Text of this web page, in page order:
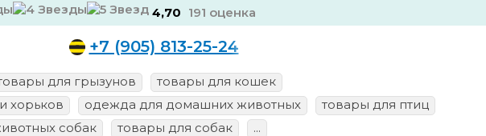
4,70 191 оценка
+7 (905) 813-25-24
для грызунов
товары для кошек
хорьков
одежда для домашних животных
товары для птиц
собак товары для собак ...